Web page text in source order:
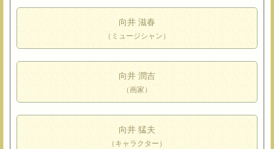
向井 滋春
（ミュージシャン）
向井 潤吉
（画家）
向井 猛夫
（キャラクター）